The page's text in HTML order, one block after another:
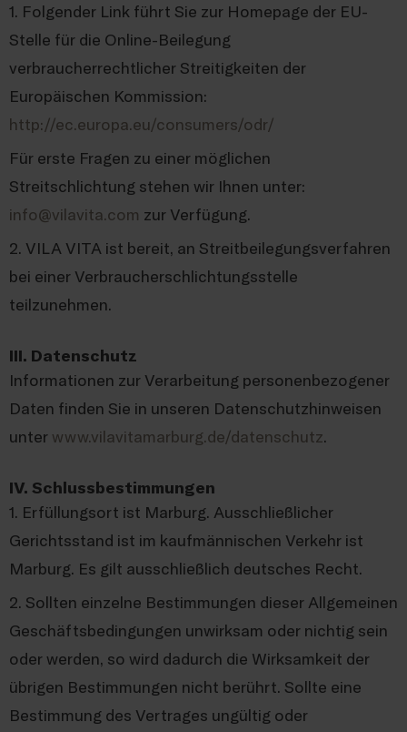
1. Folgender Link führt Sie zur Homepage der EU-
Stelle für die Online-Beilegung
verbraucherrechtlicher Streitigkeiten der
Europäischen Kommission:
http://ec.europa.eu/consumers/odr/
Für erste Fragen zu einer möglichen
Streitschlichtung stehen wir Ihnen unter:
info@vilavita.com zur Verfügung.
2. VILA VITA ist bereit, an Streitbeilegungsverfahren
bei einer Verbraucherschlichtungsstelle
teilzunehmen.
III. Datenschutz
Informationen zur Verarbeitung personenbezogener
Daten finden Sie in unseren Datenschutzhinweisen
unter www.vilavitamarburg.de/datenschutz.
IV. Schlussbestimmungen
1. Erfüllungsort ist Marburg. Ausschließlicher
Gerichtsstand ist im kaufmännischen Verkehr ist
Marburg. Es gilt ausschließlich deutsches Recht.
2. Sollten einzelne Bestimmungen dieser Allgemeinen
Geschäftsbedingungen unwirksam oder nichtig sein
oder werden, so wird dadurch die Wirksamkeit der
übrigen Bestimmungen nicht berührt. Sollte eine
Bestimmung des Vertrages ungültig oder